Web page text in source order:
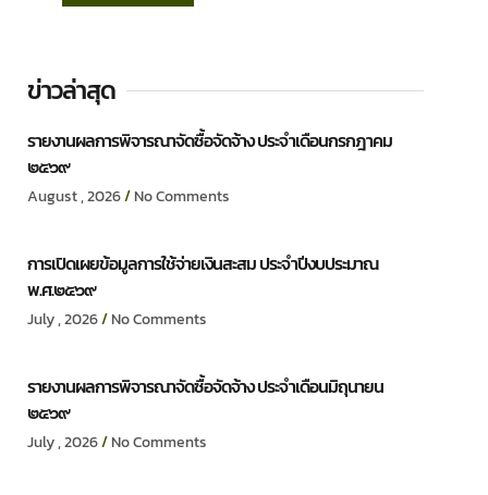
ข่าวล่าสุด
รายงานผลการพิจารณาจัดซื้อจัดจ้าง ประจำเดือนกรกฎาคม
๒๕๖๙
August , 2026 No Comments
การเปิดเผยข้อมูลการใช้จ่ายเงินสะสม ประจำปีงบประมาณ
พ.ศ.๒๕๖๙
July , 2026 No Comments
รายงานผลการพิจารณาจัดซื้อจัดจ้าง ประจำเดือนมิถุนายน
๒๕๖๙
July , 2026 No Comments